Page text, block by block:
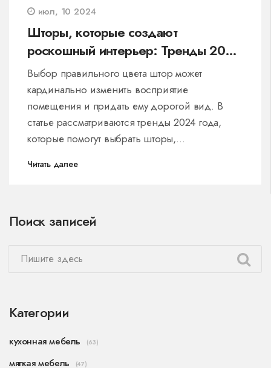
июл, 10 2024
Шторы, которые создают
роскошный интерьер: Тренды 2024
года
Выбор правильного цвета штор может
кардинально изменить восприятие
помещения и придать ему дорогой вид. В
статье рассматриваются тренды 2024 года,
которые помогут выбрать шторы,
интерьера. Мы исследуем актуальные
Читать далее
Поиск записей
Категории
кухонная мебель (63)
мягкая мебель (47)